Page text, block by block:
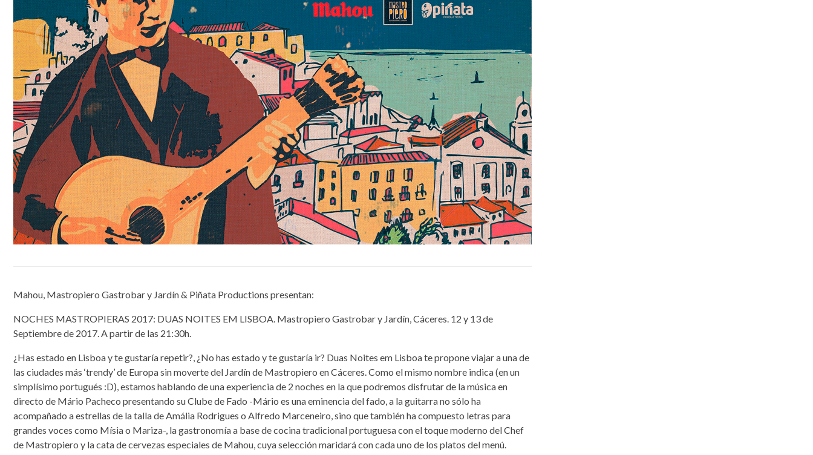
Mahou, Mastropiero Gastrobar y Jardín & Piñata Productions presentan:
NOCHES MASTROPIERAS 2017: DUAS NOITES EM LISBOA. Mastropiero Gastrobar y Jardín, Cáceres. 12 y 13 de
Septiembre de 2017. A partir de las 21:30h.
¿Has estado en Lisboa y te gustaría repetir?, ¿No has estado y te gustaría ir? Duas Noites em Lisboa te propone viajar a una de
las ciudades más ‘trendy’ de Europa sin moverte del Jardín de Mastropiero en Cáceres. Como el mismo nombre indica (en un
simplísimo portugués :D), estamos hablando de una experiencia de 2 noches en la que podremos disfrutar de la música en
directo de Mário Pacheco presentando su Clube de Fado -Mário es una eminencia del fado, a la guitarra no sólo ha
acompañado a estrellas de la talla de Amália Rodrigues o Alfredo Marceneiro, sino que también ha compuesto letras para
grandes voces como Mísia o Mariza-, la gastronomía a base de cocina tradicional portuguesa con el toque moderno del Chef
de Mastropiero y la cata de cervezas especiales de Mahou, cuya selección maridará con cada uno de los platos del menú.